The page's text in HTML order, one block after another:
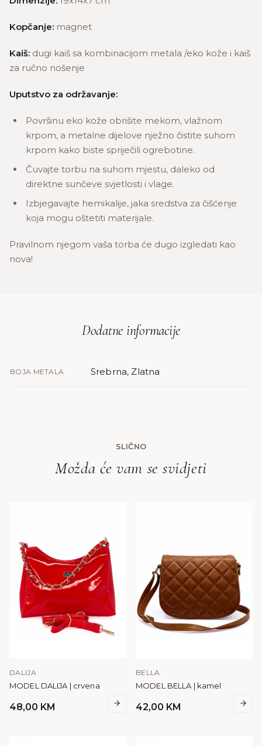
Kopčanje: magnet
Kaiš: dugi kaiš sa kombinacijom metala /eko kože i kaiš
za ručno nošenje
Uputstvo za održavanje:
Površinu eko kože obrišite mekom, vlažnom
krpom, a metalne dijelove nježno čistite suhom
krpom kako biste spriječili ogrebotine.
Čuvajte torbu na suhom mjestu, daleko od
direktne sunčeve svjetlosti i vlage.
Izbjegavajte hemikalije, jaka sredstva za čišćenje
koja mogu oštetiti materijale.
Pravilnom njegom vaša torba će dugo izgledati kao
nova!
Dodatne informacije
BOJA METALA Srebrna, Zlatna
SLIČNO
Možda će vam se svidjeti
DALIJA
MODEL DALIJA | crvena
48,00 KM
BELLA
MODEL BELLA | kamel
42,00 KM